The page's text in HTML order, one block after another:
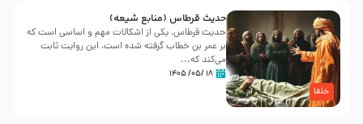
خلفا
حدیث قرطاس (منابع شیعه)
حدیث قرطاس، یکی از اشکالات مهم و اساسی است که
بر عمر بن خطاب گرفته شده است، این روایت ثابت
می‌کند که...
۱۸ /۰۵/ ۱۴۰۵